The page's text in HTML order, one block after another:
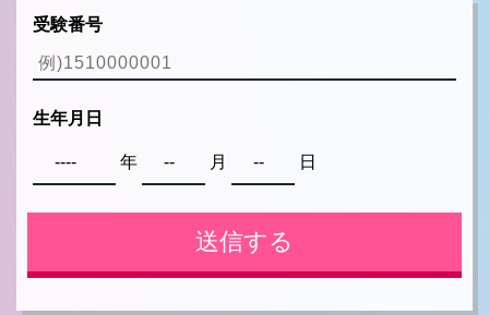
受験番号
生年月日
年 月 日